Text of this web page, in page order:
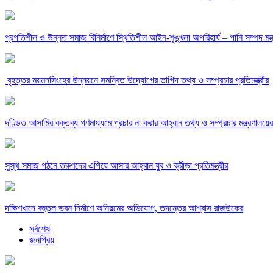
‎প্রগতিশীল ও উন্নত সমাজ বিনির্মাণে স্থিতিশীল আইন-শৃঙ্খলা অপরিহার্য – পানি সম্পদ
‎ বৃহত্তর ময়মনসিংহের উন্নয়নে সমন্বিত উদ্যোগের তাগিদ তথ্য ও সম্প্রচার প্রতিমন্ত্রীর
দণ্ডিত আসামির বক্তব্য গণমাধ্যমে প্রচার না করার আহ্বান তথ্য ও সম্প্রচার মন্ত্রণালয়ের
সুস্থ সমাজ গঠনে তরুণদের এগিয়ে আসার আহ্বান যুব ও ক্রীড়া প্রতিমন্ত্রীর
দক্ষিণখানে বহুতল ভবন নির্মাণে অনিয়মের অভিযোগ, তদন্তের আশ্বাস রাজউকের
সর্বশেষ
জনপ্রিয়